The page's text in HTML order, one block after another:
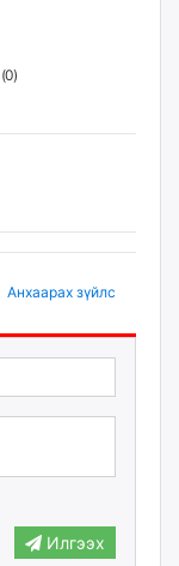
Үзэн ядмаар (0)
Анхаарах зүйлс
Илгээх